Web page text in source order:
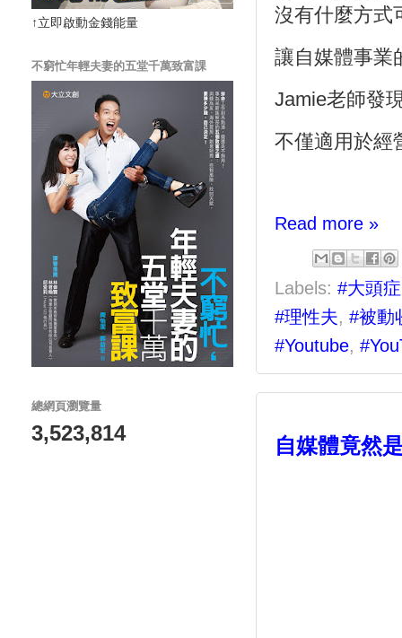
沒有什麼方式
讓自媒體事業
Jamie老師發
不僅適用於經
Read more »
Labels: #大頭症
#理性夫, #被動
#Youtube,
自媒體竟然
↑立即啟動金錢能量
不窮忙年輕夫妻的五堂千萬致富課
總網頁瀏覽量
3,523,814